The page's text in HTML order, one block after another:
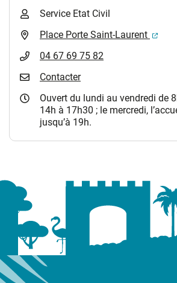
Service Etat Civil
Place Porte Saint-Laurent
04 67 69 75 82
Contacter
Ouvert du lundi au vendredi de
14h à 17h30 ; le mercredi,
jusqu’à 19h.